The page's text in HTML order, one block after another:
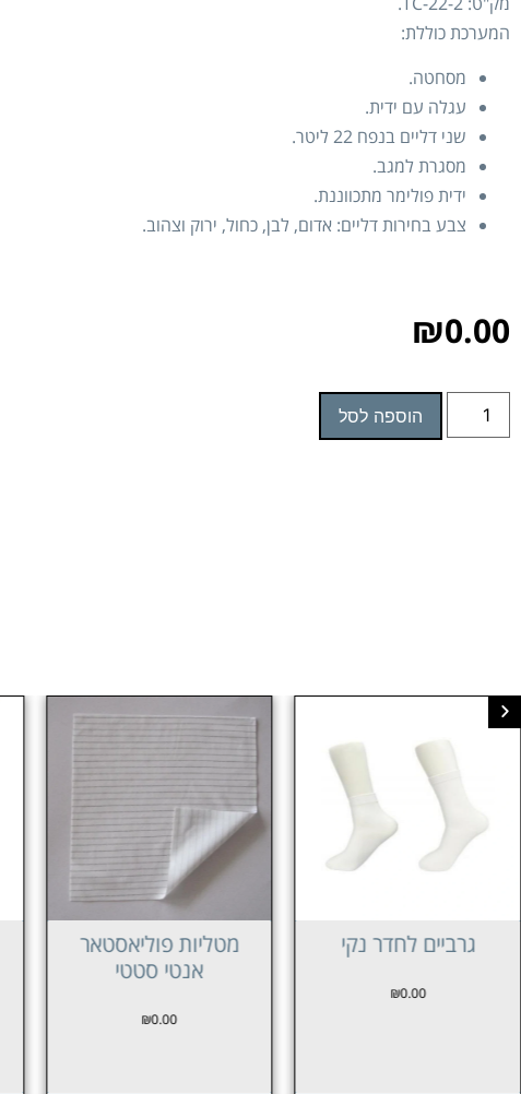
המערכת כוללת:
מסחטה.
עגלה עם ידית.
שני דליים בנפח 22 ליטר.
מסגרת למגב.
ידית פולימר מתכווננת.
צבע בחירות דליים: אדום, לבן, כחול, ירוק וצהוב.
₪0.00
הוספה לסל
גרביים לחדר נקי
₪0.00
מטליות פוליאסטאר
אנטי סטטי
₪0.00